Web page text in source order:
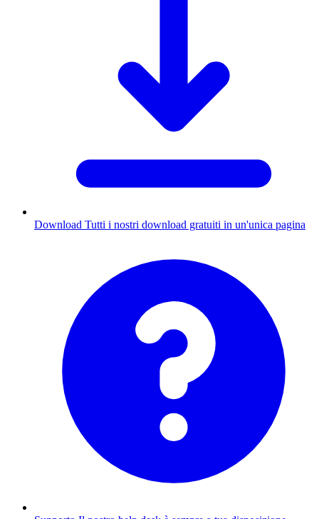
Download Tutti i nostri download gratuiti in un'unica pagina